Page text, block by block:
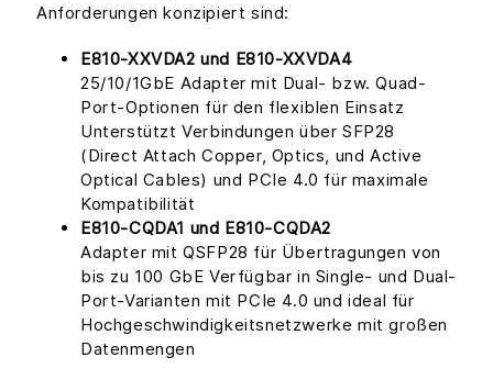
Anforderungen konzipiert sind:
E810-XXVDA2 und E810-XXVDA4
25/10/1GbE Adapter mit Dual- bzw. Quad-
Port-Optionen für den flexiblen Einsatz
Unterstützt Verbindungen über SFP28
(Direct Attach Copper, Optics, und Active
Optical Cables) und PCIe 4.0 für maximale
Kompatibilität
E810-CQDA1 und E810-CQDA2
Adapter mit QSFP28 für Übertragungen von
bis zu 100 GbE Verfügbar in Single- und Dual-
Port-Varianten mit PCIe 4.0 und ideal für
Hochgeschwindigkeitsnetzwerke mit großen
Datenmengen